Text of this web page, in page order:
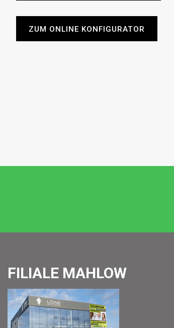
ZUM ONLINE KONFIGURATOR
FILIALE MAHLOW